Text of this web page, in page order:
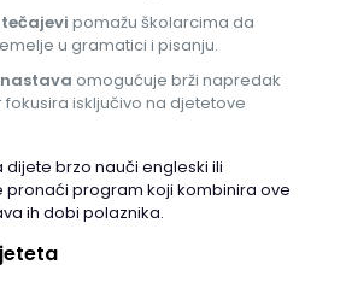
pomažu školarcima da
u gramatici i pisanju.
omogućuje brži napredak
isključivo na djetetove
dijete brzo nauči engleski ili
pronaći program koji kombinira ove
ih dobi polaznika.